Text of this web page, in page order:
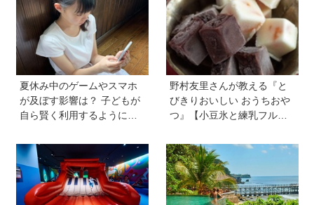
先生が伝える世界のインク
ルーシブ教育】
期滞在を開始！
夏休み中のゲームやスマホ
が及ぼす影響は？ 子どもが
自ら賢く利用するようにな
の専門家・井上顕滋先生が
解説
野村友里さんが教える『と
びきりおいしい おうちおや
つ』【小豆氷と練乳フルー
り！ 小学生でもお手伝いで
きる